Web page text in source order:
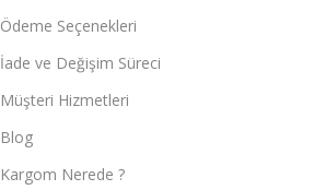
Ödeme Seçenekleri
İade ve Değişim Süreci
Müşteri Hizmetleri
Blog
Kargom Nerede ?